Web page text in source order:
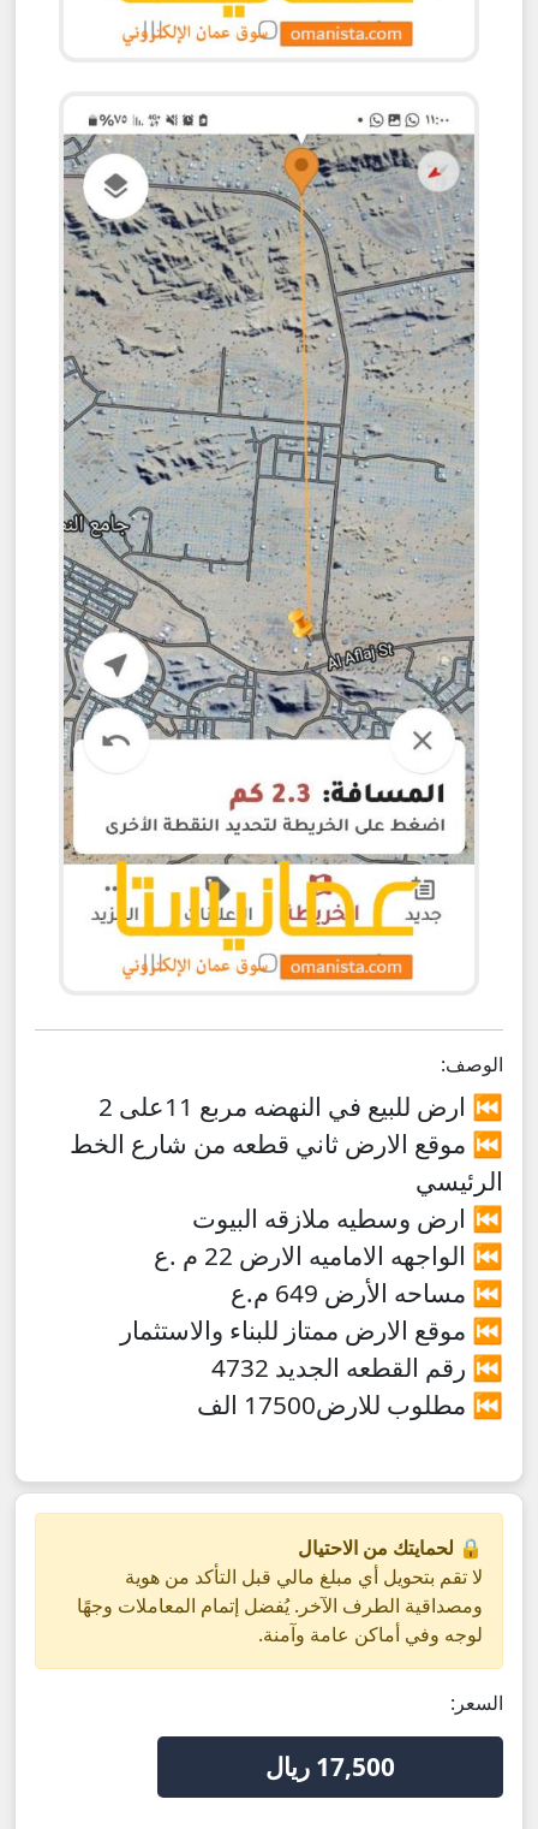
الوصف:
⏮ ارض للبيع في النهضه مربع 11على 2
⏮ موقع الارض ثاني قطعه من شارع الخط
الرئيسي
⏮ ارض وسطيه ملازقه البيوت
⏮️ الواجهه الاماميه الارض 22 م .ع
⏮ مساحه الأرض 649 م.ع
⏮ موقع الارض ممتاز للبناء والاستثمار
⏮ رقم القطعه الجديد 4732
⏮ مطلوب للارض17500 الف
🔒 لحمايتك من الاحتيال
لا تقم بتحويل أي مبلغ مالي قبل التأكد من هوية
ومصداقية الطرف الآخر. يُفضل إتمام المعاملات وجهًا
لوجه وفي أماكن عامة وآمنة.
السعر:
17,500 ريال